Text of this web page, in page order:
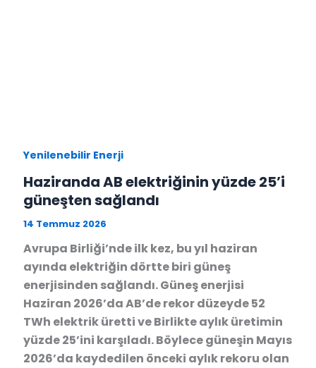
Yenilenebilir Enerji
Haziranda AB elektriğinin yüzde 25’i
güneşten sağlandı
14 Temmuz 2026
Avrupa Birliği’nde ilk kez, bu yıl haziran
ayında elektriğin dörtte biri güneş
enerjisinden sağlandı. Güneş enerjisi
Haziran 2026’da AB’de rekor düzeyde 52
TWh elektrik üretti ve Birlikte aylık üretimin
yüzde 25’ini karşıladı. Böylece güneşin Mayıs
2026’da kaydedilen önceki aylık rekoru olan